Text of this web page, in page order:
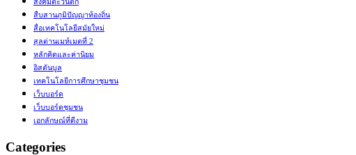
สังคมตะวันตก
สืบสานภูมิปัญญาท้องถิ่น
สื่อเทคโนโลยีสมัยใหม่
สุลต่านเมห์เมตที่ 2
หลักคิดและค่านิยม
อิสตันบูล
เทคโนโลยีการศึกษาชุมชน
เว็บบอร์ด
เว็บบอร์ดชุมชน
เอกลักษณ์ที่ดีงาม
Categories